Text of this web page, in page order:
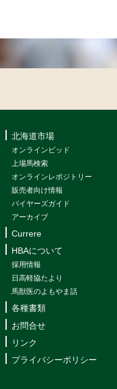
北海道市場
オンラインビッド
上場馬検索
オンラインレポジトリー
販売者向け情報
バイヤーズガイド
アーカイブ
Currere
HBAについて
採用情報
日高軽協たより
馬獣医のよもやま話
各種書類
お問合せ
リンク
プライバシーポリシー